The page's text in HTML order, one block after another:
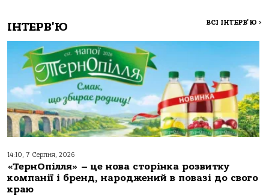
ІНТЕРВ'Ю ВСІ ІНТЕРВ'Ю >
14:10, 7 Серпня, 2026
«ТернОпілля» – це нова сторінка розвитку
компанії і бренд, народжений в повазі до свого
краю